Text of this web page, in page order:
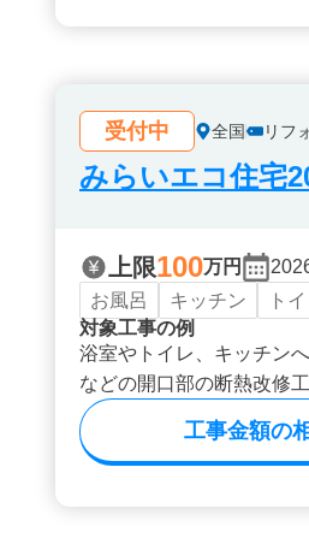
受付中 全国 リフ
みらいエコ住宅
上限100万円
お風呂
キッチン ト
対象工事の例
浴室やトイレ、キッチン
などの開口部の断熱改修
工事金額の